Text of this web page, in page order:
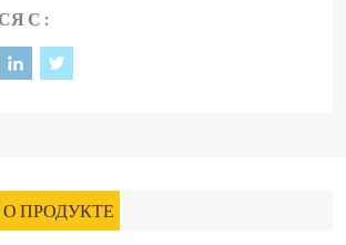
С :
ПРОДУКТЕ